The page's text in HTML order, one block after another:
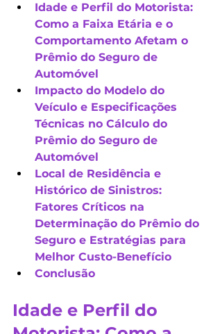
Idade e Perfil do Motorista:
Como a Faixa Etária e o
Comportamento Afetam o
Prêmio do Seguro de
Automóvel
Impacto do Modelo do
Veículo e Especificações
Técnicas no Cálculo do
Prêmio do Seguro de
Automóvel
Local de Residência e
Histórico de Sinistros:
Fatores Críticos na
Determinação do Prêmio do
Seguro e Estratégias para
Melhor Custo-Benefício
Conclusão
Idade e Perfil do